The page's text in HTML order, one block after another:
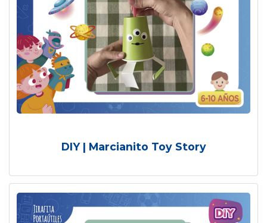
DIY | Marcianito Toy Story